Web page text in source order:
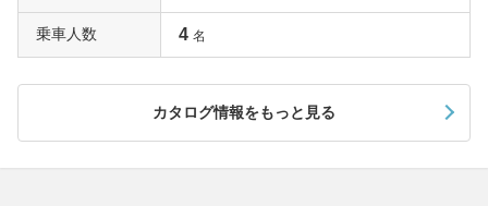
乗車人数 4 名
カタログ情報をもっと見る